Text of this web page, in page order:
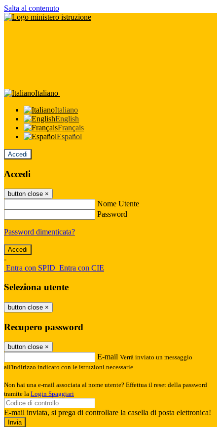
Salta al contenuto
Italiano
Italiano
English
Français
Español
Accedi
Accedi
button close ×
Nome Utente
Password
Password dimenticata?
-
Entra con SPID Entra con CIE
Seleziona utente
button close ×
Recupero password
button close ×
E-mail Verrà inviato un messaggio
all'indirizzo indicato con le istruzioni necessarie.
Non hai una e-mail associata al nome utente? Effettua il reset della password
tramite la Login Spaggiari
E-mail inviata, si prega di controllare la casella di posta elettronica!